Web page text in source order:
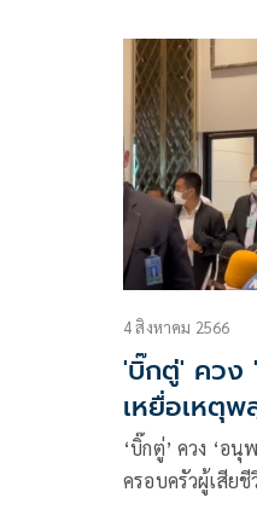
ไม่ใช้การเมืองนำ
4 สิงหาคม 2566
'บิ๊กตู่' ควง
เหยื่อเหตุพ
‘บิ๊กตู่’ ควง ‘อ
ครอบครัวผู้เสียชี